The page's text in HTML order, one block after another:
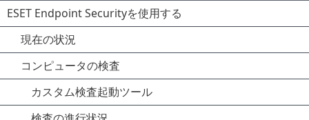
ESET Endpoint Securityを使用する
現在の状況
コンピュータの検査
カスタム検査起動ツール